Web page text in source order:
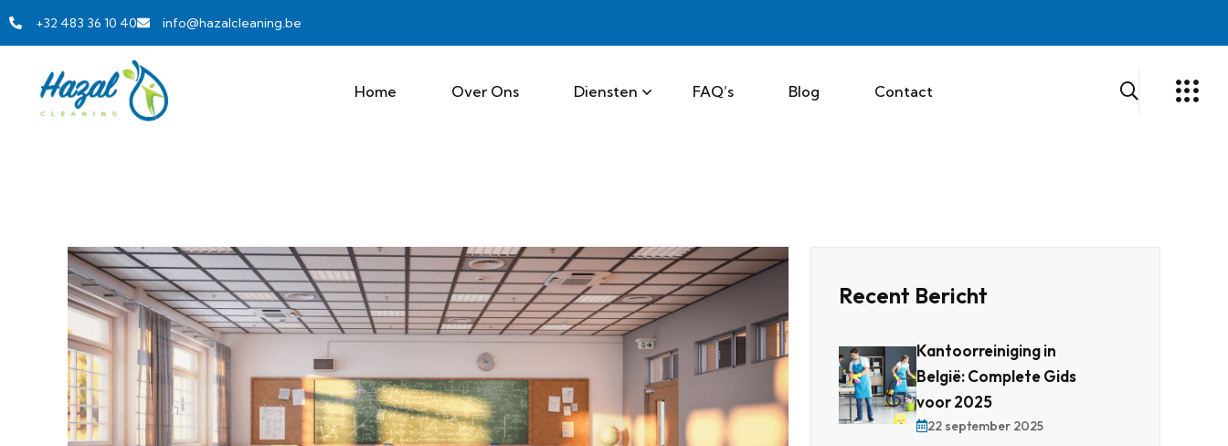
+32 483 36 10 40 info@hazalcleaning.be
Home Over Ons Diensten FAQ’s Blog Contact
Recent Bericht
Kantoorreiniging in
België: Complete Gids
voor 2025
22 september 2025